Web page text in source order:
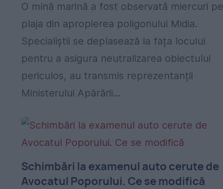
O mină marină a fost observată miercuri
plaja din apropierea poligonului Midia.
Specialiștii se deplasează la fața locului
pentru a asigura neutralizarea obiectului
periculos, au transmis reprezentanții
Ministerului Apărării...
Schimbări la examenul auto cerute de
Avocatul Poporului. Ce se modifică